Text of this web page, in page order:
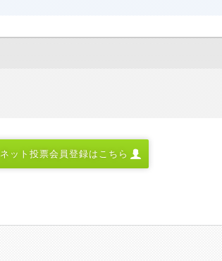
ネット投票会員登録はこちら